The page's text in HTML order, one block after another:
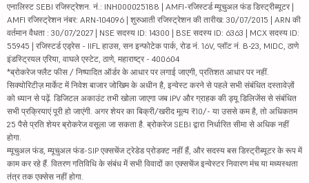
एनालिस्ट SEBI रजिस्ट्रेशन. नं.: INH000025188 | AMFI-रजिस्टर्ड म्यूचुअल फंड डिस्ट्रीब्यूटर |
AMFI रजिस्ट्रेशन नंबर: ARN-104096 | शुरुआती रजिस्ट्रेशन की तारीख: 30/07/2015 | ARN की
वर्तमान वैधता : 30/07/2027 | NSE सदस्य ID: 14300 | BSE सदस्य ID: 6363 | MCX सदस्य ID:
55945 | रजिस्टर्ड एड्रेस - IIFL हाउस, सन इन्फोटेक पार्क, रोड नं. 16V, प्लॉट नं. B-23, MIDC, ठाणे
इंडस्ट्रियल एरिया, वाघले एस्टेट, ठाणे, महाराष्ट्र - 400604
*ब्रोकरेज फ्लैट फीस / निष्पादित ऑर्डर के आधार पर लगाई जाएगी, प्रतिशत आधार पर नहीं.
सिक्योरिटीज़ मार्केट में निवेश बाजार जोखिम के अधीन है, इन्वेस्ट करने से पहले सभी संबंधित दस्तावेज़ों
को ध्यान से पढ़ें. डिजिटल अकाउंट तभी खोला जाएगा जब IPV और ग्राहक की ड्यू डिलिजेंस से संबंधित
सभी प्रक्रियाएं पूरी हो जाएंगी. अगर शेयर का बिक्री/खरीद मूल्य ₹10/- या उससे कम है, तो अधिकतम
25 पैसे प्रति शेयर ब्रोकरेज वसूला जा सकता है. ब्रोकरेज SEBI द्वारा निर्धारित सीमा से अधिक नहीं
होगा.
म्यूचुअल फंड, म्यूचुअल फंड-SIP एक्सचेंज ट्रेडेड प्रोडक्ट नहीं हैं, और सदस्य बस डिस्ट्रीब्यूटर के रूप में
काम कर रहे हैं. वितरण गतिविधि के संबंध में सभी विवादों का एक्सचेंज इन्वेस्टर निवारण मंच या मध्यस्थता
तंत्र तक एक्सेस नहीं होगा.